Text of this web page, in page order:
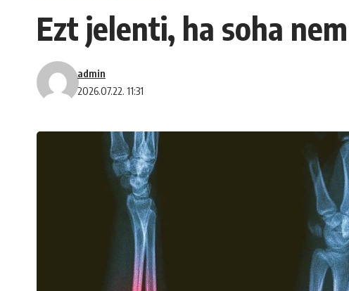
Ezt jelenti, ha soha
2026.07.22. 11:31
admin